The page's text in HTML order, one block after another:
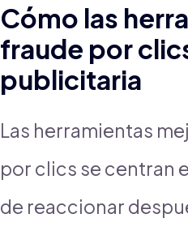
Cómo las
fraude por
publicitaria
Las herramientas
por clics se centran
de reaccionar